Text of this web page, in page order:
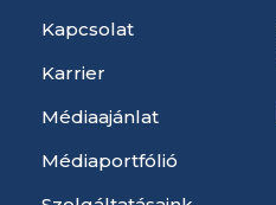
Kapcsolat
Karrier
Médiaajánlat
Médiaportfólió